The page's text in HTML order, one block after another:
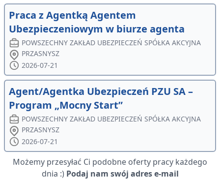
Praca z Agentką Agentem
Ubezpieczeniowym w biurze agenta
POWSZECHNY ZAKŁAD UBEZPIECZEŃ SPÓŁKA AKCYJNA
PRZASNYSZ
2026-07-21
Agent/Agentka Ubezpieczeń PZU SA –
Program „Mocny Start”
POWSZECHNY ZAKŁAD UBEZPIECZEŃ SPÓŁKA AKCYJNA
PRZASNYSZ
2026-07-21
Możemy przesyłać Ci podobne oferty pracy każdego
dnia :) Podaj nam swój adres e-mail